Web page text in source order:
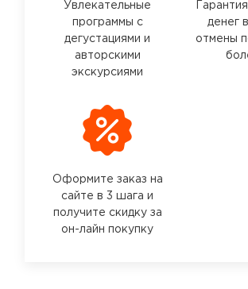
Увлекательные
программы с
дегустациями и
авторскими
экскурсиями
денег
отмены
Оформите заказ на
сайте в 3 шага и
получите скидку за
он-лайн покупку